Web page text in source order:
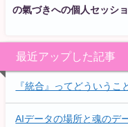
の氣づきへの個人セッシ
最近アップした記事
『統合』ってどういうこ
AIデータの場所と魂のデ